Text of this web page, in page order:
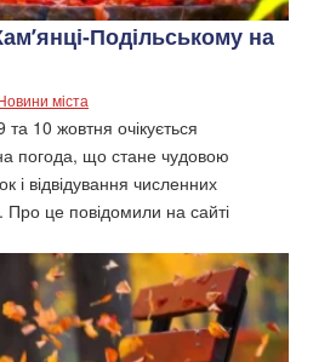
Подільському на
міста
10 жовтня очікується
погода, що стане чудовою
і відвідування численних
Про це повідомили на сайті